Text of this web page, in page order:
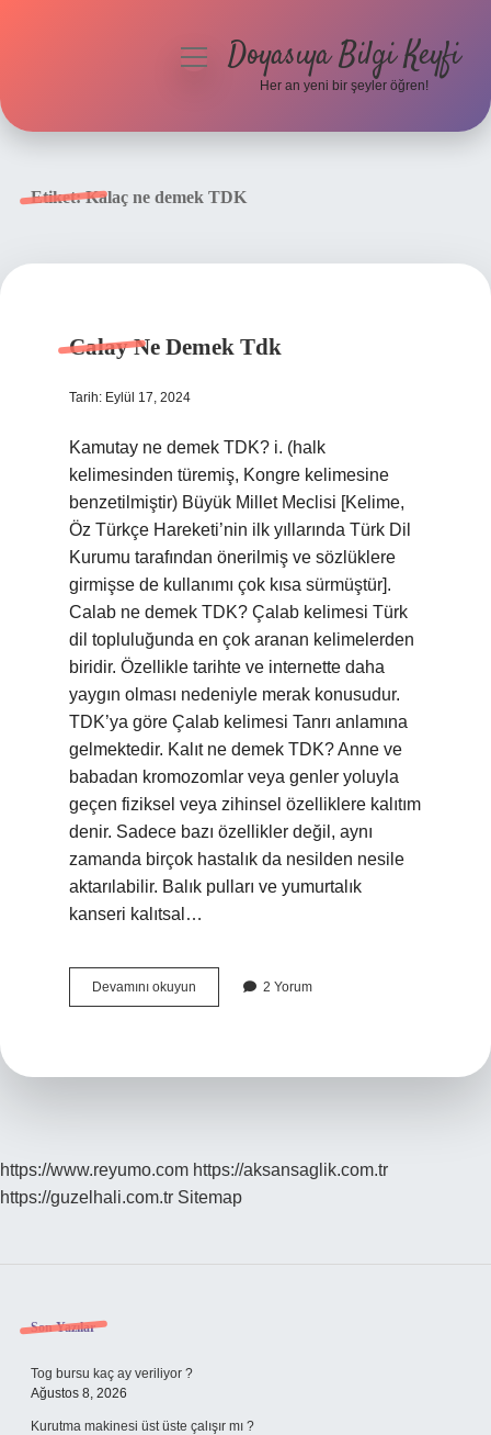
menüyüDoyasıya Bilgi Keyfi
Her an yeni bir şeyler öğren!
Etiket:Kalaç ne demek TDK
Calay Ne Demek Tdk
Tarih: Eylül 17, 2024
Kamutay ne demek TDK? i. (halk
kelimesinden türemiş, Kongre kelimesine
benzetilmiştir) Büyük Millet Meclisi [Kelime,
Öz Türkçe Hareketi’nin ilk yıllarında Türk Dil
Kurumu tarafından önerilmiş ve sözlüklere
girmişse de kullanımı çok kısa sürmüştür].
Calab ne demek TDK? Çalab kelimesi Türk
dil topluluğunda en çok aranan kelimelerden
biridir. Özellikle tarihte ve internette daha
yaygın olması nedeniyle merak konusudur.
TDK’ya göre Çalab kelimesi Tanrı anlamına
gelmektedir. Kalıt ne demek TDK? Anne ve
babadan kromozomlar veya genler yoluyla
geçen fiziksel veya zihinsel özelliklere kalıtım
denir. Sadece bazı özellikler değil, aynı
zamanda birçok hastalık da nesilden nesile
aktarılabilir. Balık pulları ve yumurtalık
kanseri kalıtsal…
Devamını okuyun
Ne
2 Yorum
https://www.reyumo.com https://aksansaglik.com.tr
https://guzelhali.com.tr Sitemap
Sidebar
Son Yazılar
Tog bursu kaç ay veriliyor ?
Ağustos 8, 2026
Kurutma makinesi üst üste çalışır mı ?